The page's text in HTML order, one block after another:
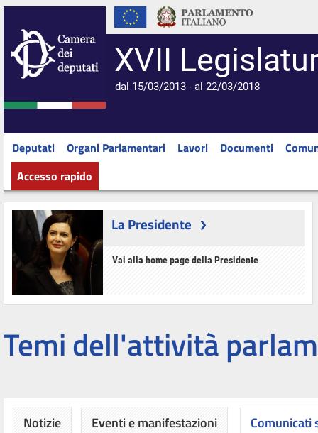
XVII
dal 15/03/2013 - al 22/03/2018
Deputati Organi Parlamentari Lavori Documenti
Accesso rapido
La Presidente
Vai alla home page della Presidente
Temi dell'attività
Notizie Eventi e manifestazioni Comunicati